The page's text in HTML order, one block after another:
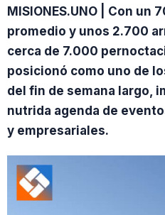
MISIONES.UNO | Con un
promedio y unos 2.700
cerca de 7.000
posicionó como uno de
del fin de semana largo,
nutrida agenda de
y empresariales.